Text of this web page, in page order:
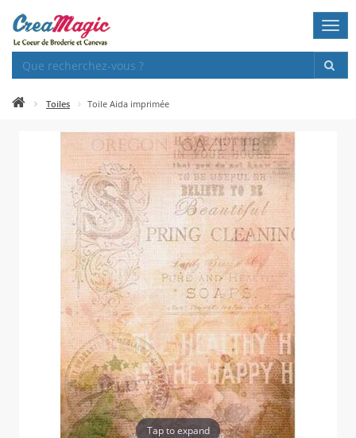
Toiles Toile Aida imprimée
Tap to expand